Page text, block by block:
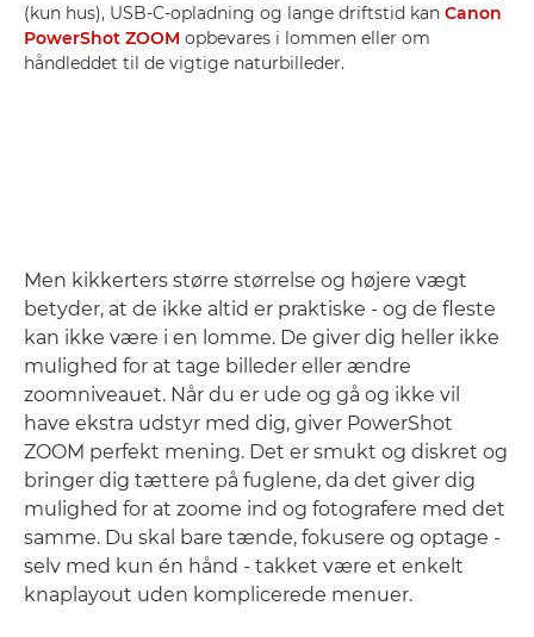
(kun hus), USB-C-opladning og lange driftstid kan Canon
PowerShot ZOOM opbevares i lommen eller om
håndleddet til de vigtige naturbilleder.
Men kikkerters større størrelse og højere vægt
betyder, at de ikke altid er praktiske - og de fleste
kan ikke være i en lomme. De giver dig heller ikke
mulighed for at tage billeder eller ændre
zoomniveauet. Når du er ude og gå og ikke vil
have ekstra udstyr med dig, giver PowerShot
ZOOM perfekt mening. Det er smukt og diskret og
bringer dig tættere på fuglene, da det giver dig
mulighed for at zoome ind og fotografere med det
samme. Du skal bare tænde, fokusere og optage -
selv med kun én hånd - takket være et enkelt
knaplayout uden komplicerede menuer.